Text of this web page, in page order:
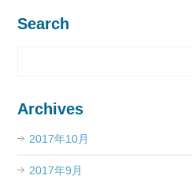
Search
Archives
2017年10月
2017年9月